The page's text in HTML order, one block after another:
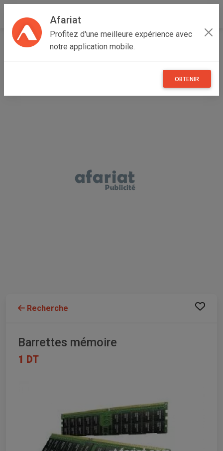
Afariat
Profitez d'une meilleure expérience avec
notre application mobile.
OBTENIR
Accueil Multimedia Grand Tunis
Recherche
Barrettes mémoire
1 DT